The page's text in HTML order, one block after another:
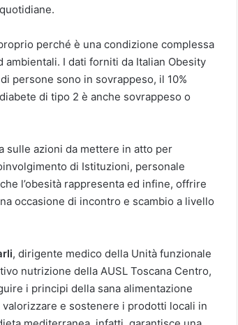
perché è una condizione complessa
I dati forniti da Italian Obesity
persone sono in sovrappeso, il 10%
di tipo 2 è anche sovrappeso o
sulle azioni da mettere in atto per
di Istituzioni, personale
l’obesità rappresenta ed infine, offrire
occasione di incontro e scambio a livello
, dirigente medico della Unità funzionale
nutrizione della AUSL Toscana Centro,
i principi della sana alimentazione
e sostenere i prodotti locali in